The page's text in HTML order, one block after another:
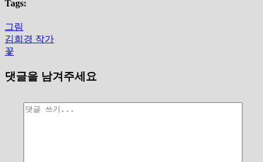
Tags:
그림
김희경 작가
꽃
댓글을 남겨주세요